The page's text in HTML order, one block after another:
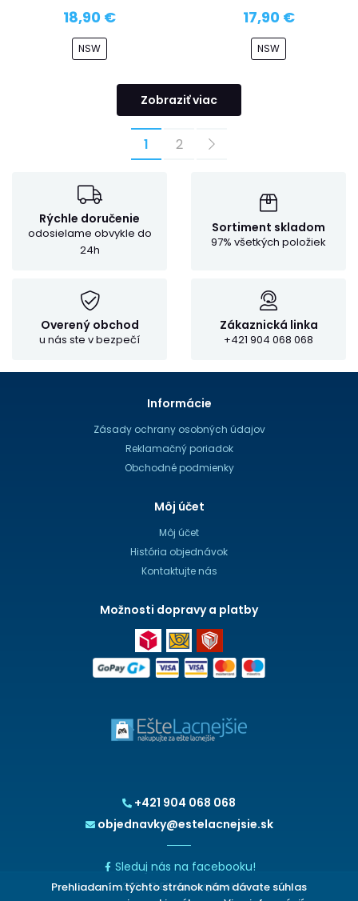
18,90 €
NSW
17,90 €
NSW
Zobraziť viac
1 2
Rýchle doručenie
odosielame obvykle do
24h
Sortiment skladom
97% všetkých položiek
Overený obchod
u nás ste v bezpečí
Zákaznická linka
+421 904 068 068
+421 904 068 068
objednavky@estelacnejsie.sk
Sleduj nás na facebooku!
2026 © EšteLacnejšie.sk
Informácie
Zásady ochrany osobných údajov
Reklamačný poriadok
Obchodné podmienky
Môj účet
Môj účet
História objednávok
Kontaktujte nás
Možnosti dopravy a platby
Prehliadaním týchto stránok nám dávate súhlas